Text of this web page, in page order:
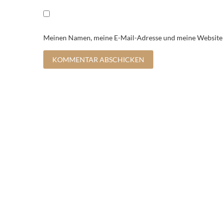
Meinen Namen, meine E-Mail-Adresse und meine